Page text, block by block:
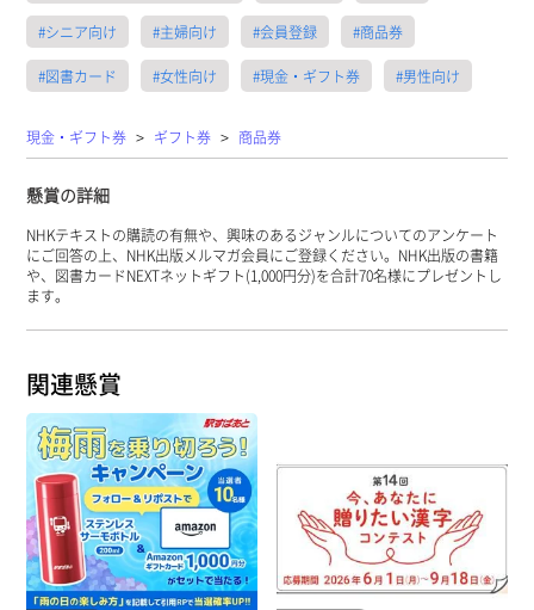
#シニア向け #主婦向け #会員登録 #商品券
#図書カード #女性向け #現金・ギフト券 #男性向け
現金・ギフト券 > ギフト券 > 商品券
懸賞の詳細
NHKテキストの購読の有無や、興味のあるジャンルについてのアンケート
にご回答の上、NHK出版メルマガ会員にご登録ください。NHK出版の書籍
や、図書カードNEXTネットギフト(1,000円分)を合計70名様にプレゼントし
ます。
関連懸賞